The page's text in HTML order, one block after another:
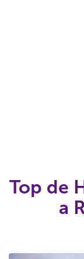
Top de
a